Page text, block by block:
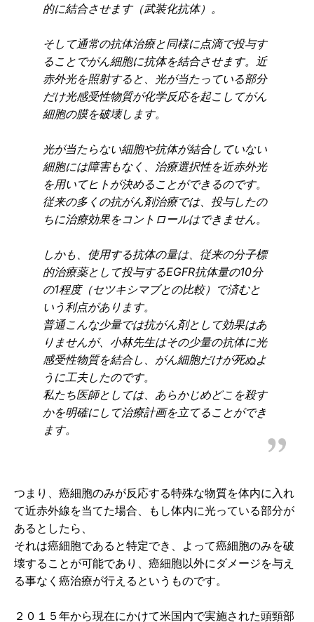
的に結合させます（武装化抗体）。
そして通常の抗体治療と同様に点滴で投与す
ることでがん細胞に抗体を結合させます。近
赤外光を照射すると、光が当たっている部分
だけ光感受性物質が化学反応を起こしてがん
細胞の膜を破壊します。
光が当たらない細胞や抗体が結合していない
細胞には障害もなく、治療選択性を近赤外光
を用いてヒトが決めることができるのです。
従来の多くの抗がん剤治療では、投与したの
ちに治療効果をコントロールはできません。
しかも、使用する抗体の量は、従来の分子標
的治療薬として投与するEGFR抗体量の10分
の1程度（セツキシマブとの比較）で済むと
いう利点があります。
普通こんな少量では抗がん剤として効果はあ
りませんが、小林先生はその少量の抗体に光
感受性物質を結合し、がん細胞だけが死ぬよ
うに工夫したのです。
私たち医師としては、あらかじめどこを殺す
かを明確にして治療計画を立てることができ
ます。
つまり、癌細胞のみが反応する特殊な物質を体内に入れ
て近赤外線を当てた場合、もし体内に光っている部分が
あるとしたら、
それは癌細胞であると特定でき、よって癌細胞のみを破
壊することが可能であり、癌細胞以外にダメージを与え
る事なく癌治療が行えるというものです。
２０１５年から現在にかけて米国内で実施された頭頸部